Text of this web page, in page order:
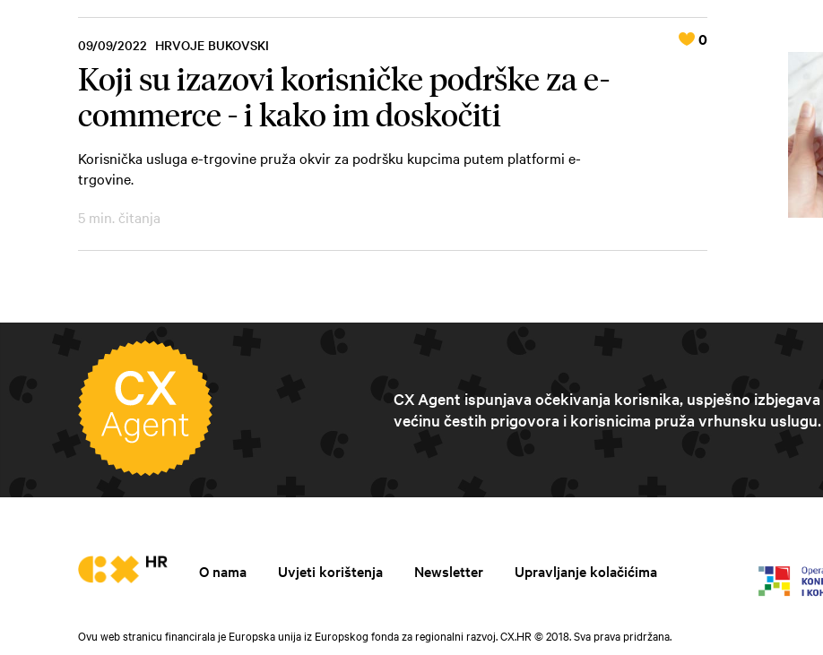
09/09/2022 HRVOJE BUKOVSKI
Koji su izazovi korisničke podrške za e-
commerce - i kako im doskočiti
0
Korisnička usluga e-trgovine pruža okvir za podršku kupcima putem platformi e-
trgovine.
5 min. čitanja
CX Agent ispunjava očekivanja korisnika, uspješno izbjegava
većinu čestih prigovora i korisnicima pruža vrhunsku uslugu.
O nama Uvjeti korištenja Newsletter Upravljanje kolačićima
Ovu web stranicu financirala je Europska unija iz Europskog fonda za regionalni razvoj. CX.HR © 2018. Sva prava pridržana.